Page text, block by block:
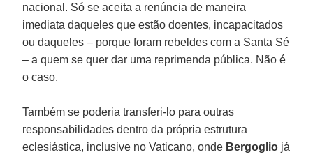
nacional. Só se aceita a renúncia de maneira
imediata daqueles que estão doentes, incapacitados
ou daqueles – porque foram rebeldes com a Santa Sé
– a quem se quer dar uma reprimenda pública. Não é
o caso.
Também se poderia transferi-lo para outras
responsabilidades dentro da própria estrutura
eclesiástica, inclusive no Vaticano, onde Bergoglio já